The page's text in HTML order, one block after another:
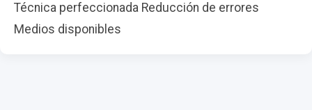
Técnica perfeccionada Reducción de errores
Medios disponibles